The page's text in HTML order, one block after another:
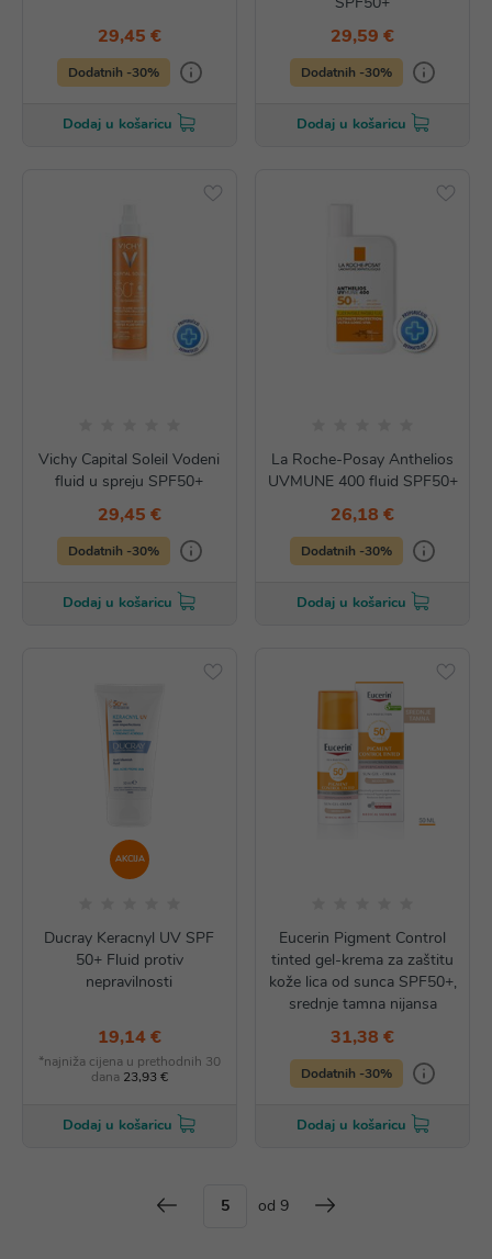
29,45 €
Dodatnih -30%
Dodaj u košaricu
29,59 €
Dodatnih -30%
Dodaj u košaricu
Vichy Capital Soleil Vodeni
fluid u spreju SPF50+
29,45 €
Dodatnih -30%
Dodaj u košaricu
La Roche-Posay Anthelios
UVMUNE 400 fluid SPF50+
26,18 €
Dodatnih -30%
Dodaj u košaricu
AKCIJA
Ducray Keracnyl UV SPF
50+ Fluid protiv
nepravilnosti
19,14 €
*najniža cijena u prethodnih 30
dana 23,93 €
Dodaj u košaricu
Eucerin Pigment Control
tinted gel-krema za zaštitu
kože lica od sunca SPF50+,
srednje tamna nijansa
31,38 €
Dodatnih -30%
Dodaj u košaricu
od 9